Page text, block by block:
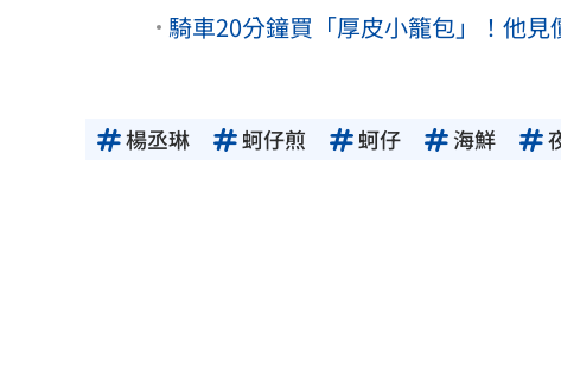
騎車20分鐘買「厚皮小籠包」！他
楊丞琳 蚵仔煎 蚵仔 海鮮